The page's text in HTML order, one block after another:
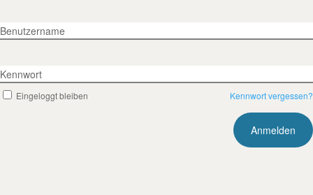
Benutzername
Kennwort
Eingeloggt bleiben Kennwort vergessen?